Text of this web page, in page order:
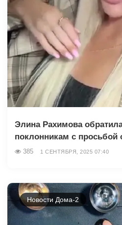
Элина Рахимова
поклонникам с просьбой
385 1 СЕНТЯБРЯ, 2025 07:40
Новости Дома-2